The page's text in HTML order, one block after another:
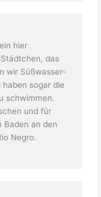
hier
das
wir Süßwasser-
sogar die
schwimmen.
und für
Baden an den
Negro.